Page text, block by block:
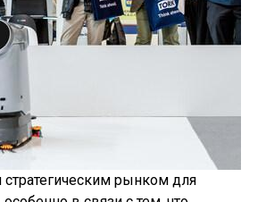
стратегическим рынком для